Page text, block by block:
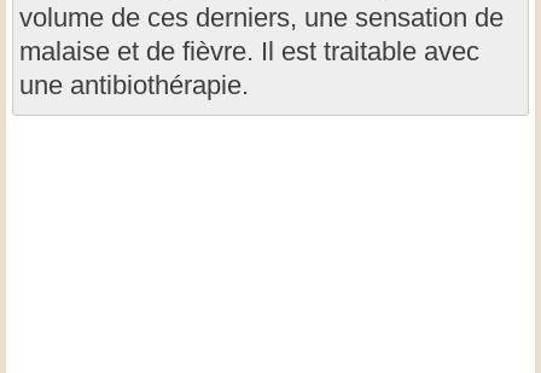
volume de ces derniers, une sensation de
malaise et de fièvre. Il est traitable avec
une antibiothérapie.